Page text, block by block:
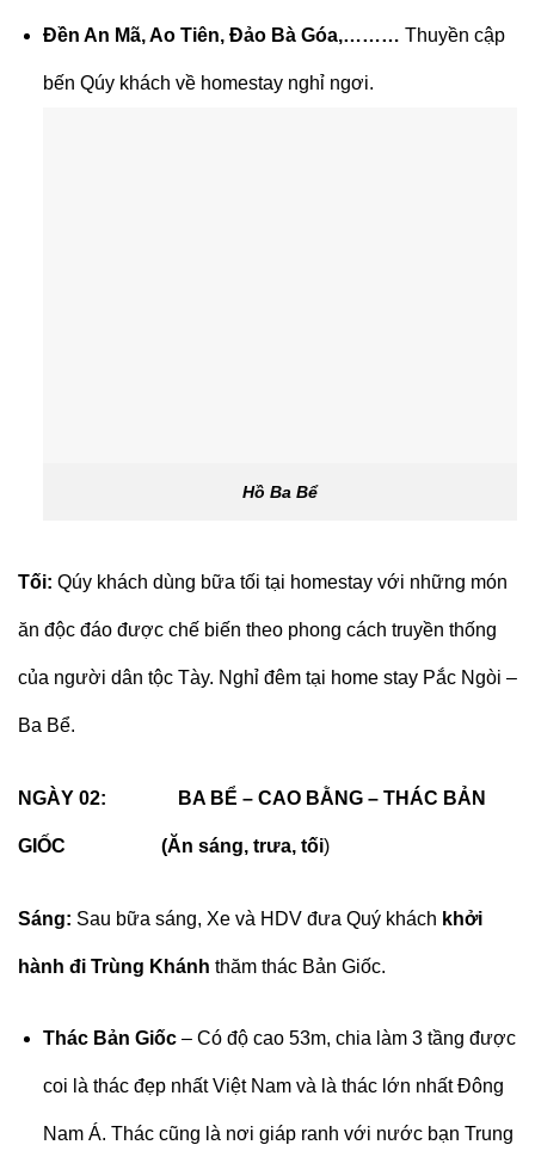
Đền An Mã, Ao Tiên, Đảo Bà Góa,……… Thuyền cập
bến Qúy khách về homestay nghỉ ngơi.
Hồ Ba Bể
Tối: Qúy khách dùng bữa tối tại homestay với những món
ăn độc đáo được chế biến theo phong cách truyền thống
của người dân tộc Tày. Nghỉ đêm tại home stay Pắc Ngòi –
Ba Bể.
NGÀY 02: BA BỂ – CAO BẰNG – THÁC BẢN
GIỐC (Ăn sáng, trưa, tối)
Sáng: Sau bữa sáng, Xe và HDV đưa Quý khách khởi
hành đi Trùng Khánh thăm thác Bản Giốc.
Thác Bản Giốc– Có độ cao 53m, chia làm 3 tầng được
coi là thác đẹp nhất Việt Nam và là thác lớn nhất Đông
Nam Á. Thác cũng là nơi giáp ranh với nước bạn Trung